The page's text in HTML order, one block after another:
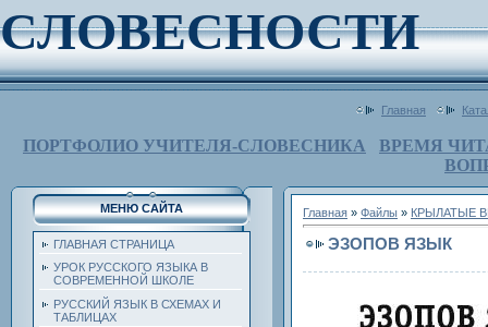
СЛОВЕСНОСТИ
Главная
ПОРТФОЛИО УЧИТЕЛЯ-СЛОВЕСНИКА
ВРЕМЯ
МЕНЮ САЙТА
ГЛАВНАЯ СТРАНИЦА
УРОК РУССКОГО ЯЗЫКА В
СОВРЕМЕННОЙ ШКОЛЕ
РУССКИЙ ЯЗЫК В СХЕМАХ И
ТАБЛИЦАХ
Главная » Файлы » КРЫЛАТЫЕ
ЭЗОПОВ ЯЗЫК